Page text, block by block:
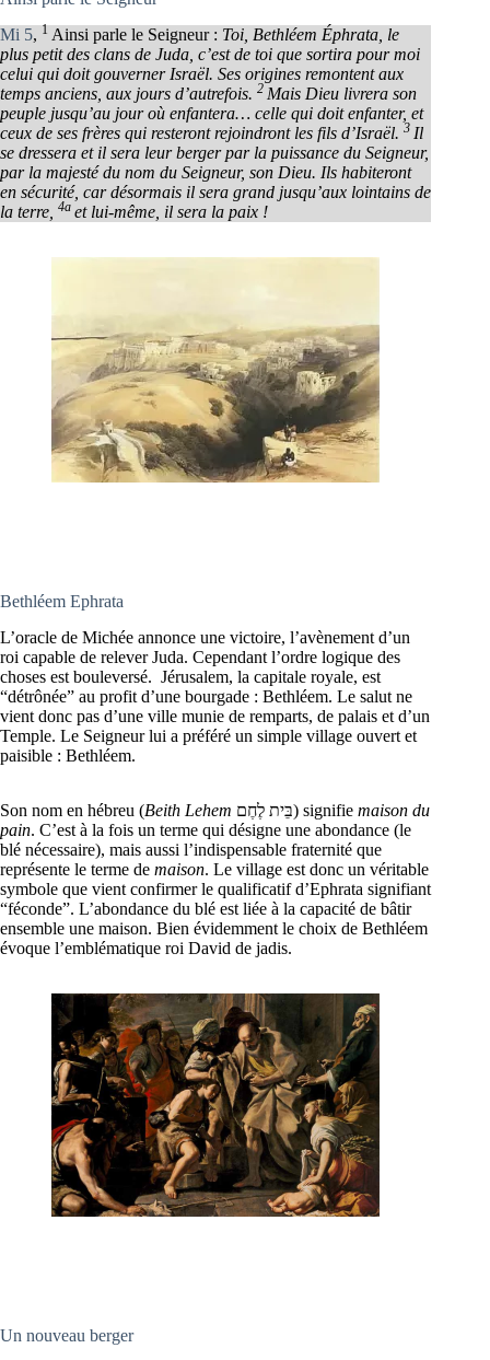
Mi 5, 1Ainsi parle le Seigneur : Toi, Bethléem Éphrata, le
plus petit des clans de Juda, c’est de toi que sortira pour moi
celui qui doit gouverner Israël. Ses origines remontent aux
temps anciens, aux jours d’autrefois. 2 Mais Dieu livrera son
peuple jusqu’au jour où enfantera… celle qui doit enfanter, et
ceux de ses frères qui resteront rejoindront les fils d’Israël. 3 Il
se dressera et il sera leur berger par la puissance du Seigneur,
par la majesté du nom du Seigneur, son Dieu. Ils habiteront
en sécurité, car désormais il sera grand jusqu’aux lointains de
la terre, 4a et lui-même, il sera la paix !
Bethléem Ephrata
L’oracle de Michée annonce une victoire, l’avènement d’un
roi capable de relever Juda. Cependant l’ordre logique des
choses est bouleversé. Jérusalem, la capitale royale, est
“détrônée” au profit d’une bourgade : Bethléem. Le salut ne
vient donc pas d’une ville munie de remparts, de palais et d’un
Temple. Le Seigneur lui a préféré un simple village ouvert et
paisible : Bethléem.
Son nom en hébreu (Beith Lehem בֵּית לֶחֶם) signifie maison du
pain. C’est à la fois un terme qui désigne une abondance (le
blé nécessaire), mais aussi l’indispensable fraternité que
représente le terme de maison. Le village est donc un véritable
symbole que vient confirmer le qualificatif d’Ephrata signifiant
“féconde”. L’abondance du blé est liée à la capacité de bâtir
ensemble une maison. Bien évidemment le choix de Bethléem
évoque l’emblématique roi David de jadis.
Un nouveau berger